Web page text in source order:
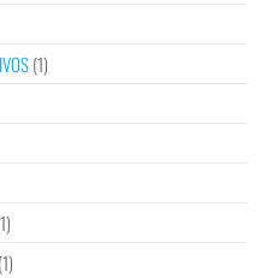
(1)
(1)